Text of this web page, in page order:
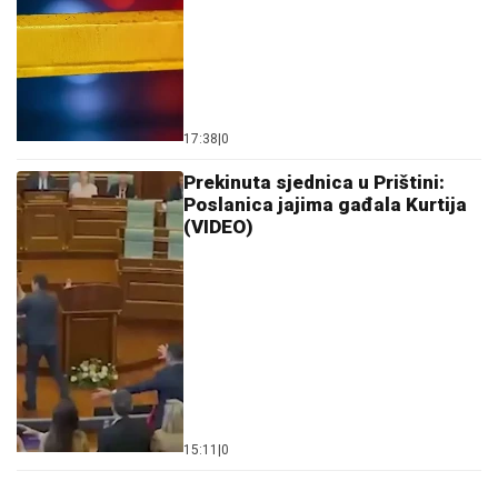
17:38 0
Prekinuta sjednica u Prištini:
Poslanica jajima gađala Kurtija
(VIDEO)
15:11 0